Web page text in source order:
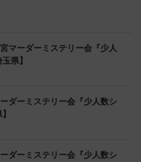
マーダーミステリー会『少人
県】
ダーミステリー会『少人数シ
ダーミステリー会『少人数シ